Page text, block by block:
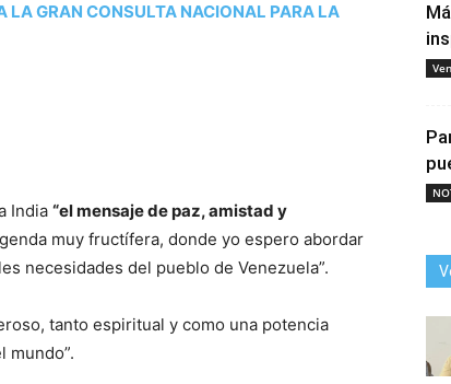
LA GRAN CONSULTA NACIONAL PARA LA
India “el mensaje de paz, amistad y
muy fructífera, donde yo espero abordar
necesidades del pueblo de Venezuela”.
tanto espiritual y como una potencia
mundo”.